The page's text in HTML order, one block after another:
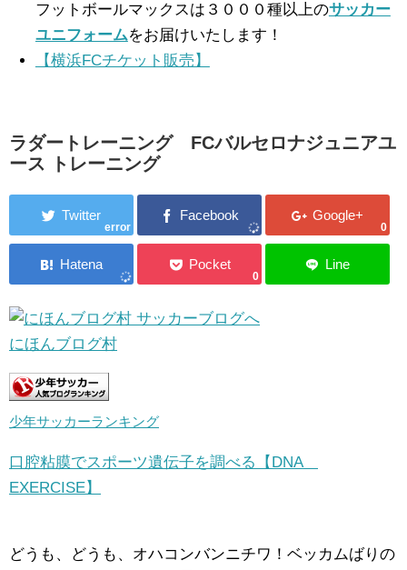
フットボールマックスは３０００種以上のサッカー
ユニフォームをお届けいたします！
【横浜FCチケット販売】
ラダートレーニング FCバルセロナジュニアユ
ース トレーニング
error 0
0
にほんブログ村
少年サッカーランキング
口腔粘膜でスポーツ遺伝子を調べる【DNA
EXERCISE】
どうも、どうも、オハコンバンニチワ！ベッカムばりの